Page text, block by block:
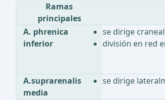
Ramas
principales
A. phrenica
inferior
se dirige
división en red
A.suprarenalis
media
se dirige